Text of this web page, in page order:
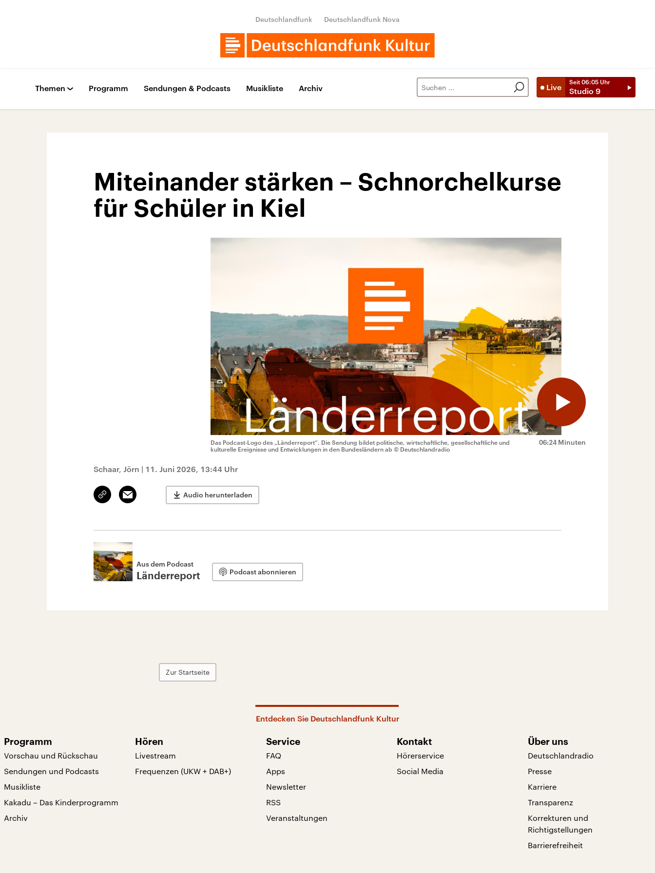
Deutschlandfunk Deutschlandfunk Nova
Live
Seit 06:05 Uhr
Studio 9
Themen Programm Sendungen & Podcasts Musikliste Archiv
Miteinander stärken – Schnorchelkurse
für Schüler in Kiel
06:24 Minuten
Das Podcast-Logo des „Länderreport“. Die Sendung bildet politische, wirtschaftliche, gesellschaftliche und
kulturelle Ereignisse und Entwicklungen in den Bundesländern ab © Deutschlandradio
Schaar, Jörn | 11. Juni 2026, 13:44 Uhr
Link
kopieren/teilen
Email Audio herunterladen
Aus dem Podcast
Länderreport Podcast abonnieren
Zur Startseite
Entdecken Sie Deutschlandfunk Kultur
Programm
Vorschau und Rückschau
Sendungen und Podcasts
Musikliste
Kakadu – Das Kinderprogramm
Archiv
Hören
Livestream
Frequenzen (UKW + DAB+)
Service
FAQ
Apps
Newsletter
RSS
Veranstaltungen
Kontakt
Hörerservice
Social Media
Über uns
Deutschlandradio
Presse
Karriere
Transparenz
Korrekturen und
Richtigstellungen
Barrierefreiheit